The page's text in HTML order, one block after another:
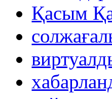
Қасым